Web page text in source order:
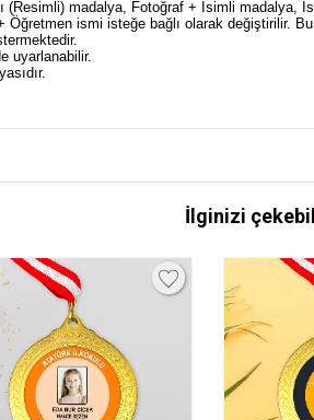
(Resimli) madalya, Fotoğraf + İsimli madalya,
ismi isteğe bağlı olarak değiştirilir.
uyarlanabilir.
İlginizi